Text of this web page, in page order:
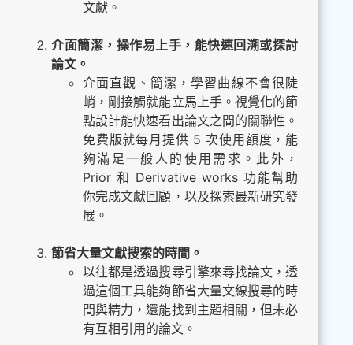
文獻。
介面簡潔，操作易上手，能快速回溯或探討
論文。
介面直觀、簡潔，學習曲線不會很陡
峭，剛接觸就能立馬上手。視覺化的節
點設計能快速看出論文之間的關聯性。
免費版就每月提供 5 次使用額度，能
夠滿足一般人的使用需求。此外，
Prior 和 Derivative works 功能幫助
你完成文獻回顧，以及探索最新研究發
展。
節省大量文獻搜索的時間。
以往都是透過搜尋引擎來尋找論文，透
過這個工具能夠節省大量文線搜尋的時
間與精力，還能找到主題相關，但未必
有互相引用的論文。